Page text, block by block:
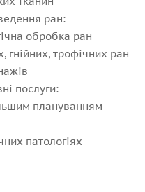
ран:
обробка ран
гнійних, трофічних ран
послуги:
плануванням
патологіях